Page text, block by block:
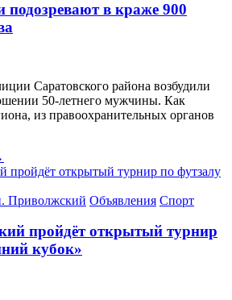
в краже 900
Саратовского района возбудили
50-летнего мужчины. Как
из правоохранительных органов
Приволжский Объявления Спорт
пройдёт открытый турнир
кубок»